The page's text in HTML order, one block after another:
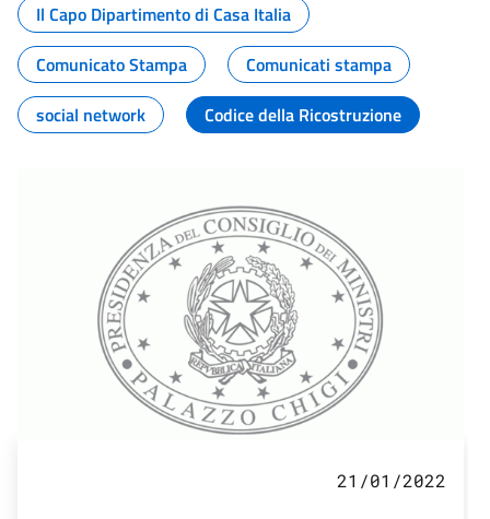
Il Capo Dipartimento di Casa Italia
Comunicato Stampa
Comunicati stampa
social network
Codice della Ricostruzione
21/01/2022